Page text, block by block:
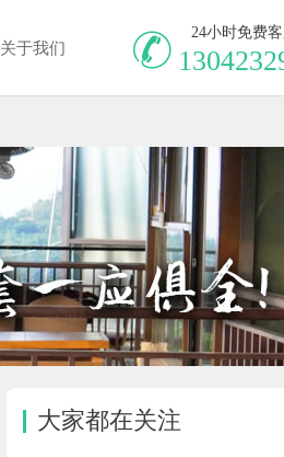
关于我们
24小时免费
大家都在关注